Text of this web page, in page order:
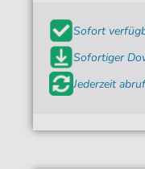
Sofort
Sofortiger
Jederzeit